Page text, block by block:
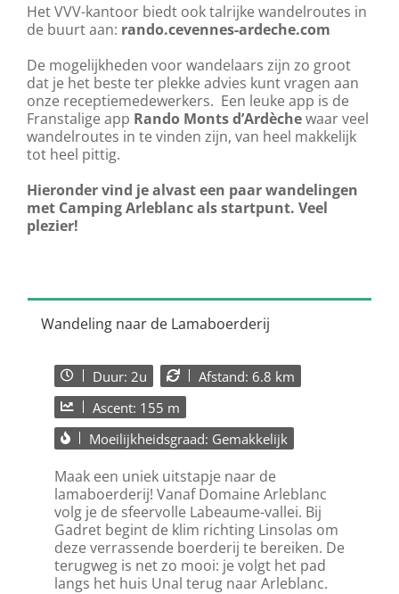
Het VVV-kantoor biedt ook talrijke wandelroutes in
de buurt aan: rando.cevennes-ardeche.com
De mogelijkheden voor wandelaars zijn zo groot
dat je het beste ter plekke advies kunt vragen aan
onze receptiemedewerkers. Een leuke app is de
Franstalige app Rando Monts d’Ardèchewaar veel
wandelroutes in te vinden zijn, van heel makkelijk
tot heel pittig.
Hieronder vind je alvast een paar wandelingen
met Camping Arleblanc als startpunt. Veel
plezier!
Wandeling naar de Lamaboerderij
Duur: 2u
Afstand: 6.8 km
Ascent: 155 m
Moeilijkheidsgraad: Gemakkelijk
Maak een uniek uitstapje naar de
lamaboerderij! Vanaf Domaine Arleblanc
volg je de sfeervolle Labeaume-vallei. Bij
Gadret begint de klim richting Linsolas om
deze verrassende boerderij te bereiken. De
terugweg is net zo mooi: je volgt het pad
langs het huis Unal terug naar Arleblanc.